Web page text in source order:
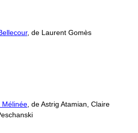
, de Laurent Gomès
Mélinée , de Astrig Atamian, Claire